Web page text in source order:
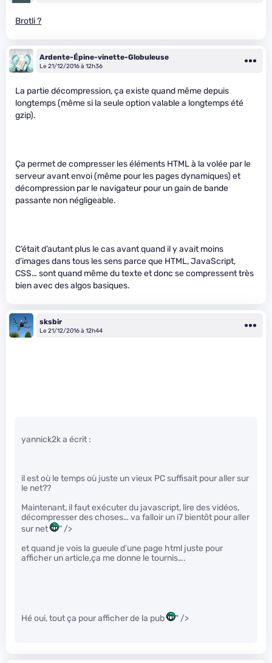
Brotli ?
Ardente-Épine-vinette-Globuleuse
Le 21/12/2016 à 12h36
La partie décompression, ça existe quand même depuis
longtemps (même si la seule option valable a longtemps été
gzip).
Ça permet de compresser les éléments HTML à la volée par le
serveur avant envoi (même pour les pages dynamiques) et
décompression par le navigateur pour un gain de bande
passante non négligeable.
C’était d’autant plus le cas avant quand il y avait moins
d’images dans tous les sens parce que HTML, JavaScript,
CSS… sont quand même du texte et donc se compressent très
bien avec des algos basiques.
sksbir
Le 21/12/2016 à 12h44
yannick2k a écrit :
il est où le temps où juste un vieux PC suffisait pour aller sur
le net??
Maintenant, il faut exécuter du javascript, lire des vidéos,
décompresser des choses… va falloir un i7 bientôt pour aller
sur net
" />
et quand je vois la gueule d’une page html juste pour
afficher un article,ça me donne le tournis….
Hé oui, tout ça pour afficher de la pub " />